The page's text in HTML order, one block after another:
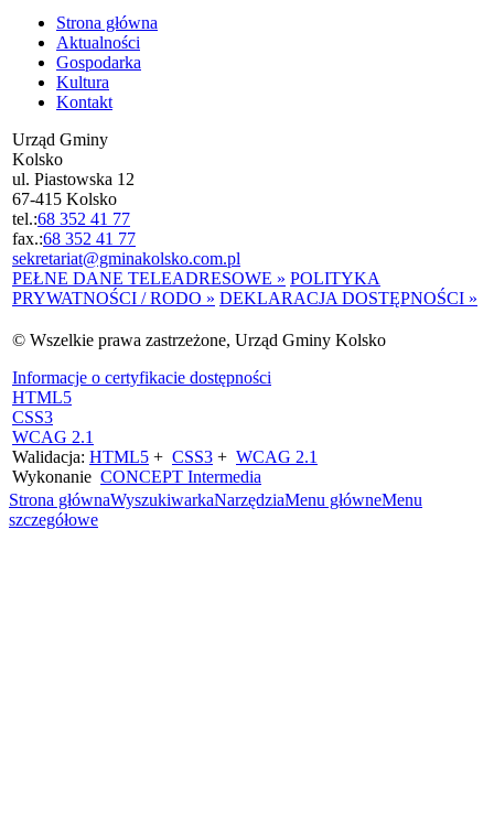
Strona główna
Aktualności
Gospodarka
Kultura
Kontakt
Urząd Gminy
Kolsko
ul. Piastowska 12
67-415 Kolsko
tel.:68 352 41 77
fax.:68 352 41 77
sekretariat@gminakolsko.com.pl
PEŁNE DANE TELEADRESOWE » POLITYKA
PRYWATNOŚCI / RODO » DEKLARACJA DOSTĘPNOŚCI »
© Wszelkie prawa zastrzeżone, Urząd Gminy Kolsko
Informacje o certyfikacie dostępności
HTML5
CSS3
WCAG 2.1
Walidacja: HTML5 + CSS3 + WCAG 2.1
Wykonanie CONCEPT Intermedia
Strona głównaWyszukiwarkaNarzędziaMenu główneMenu
szczegółowe